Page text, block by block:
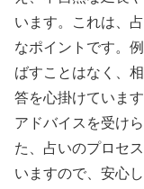
います。これは、
なポイントです。
ばすことはなく、
答を心掛けていま
アドバイスを受け
た、占いのプロセ
いますので、安心